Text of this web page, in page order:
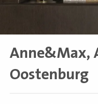
Anne&Max,
Oostenburg